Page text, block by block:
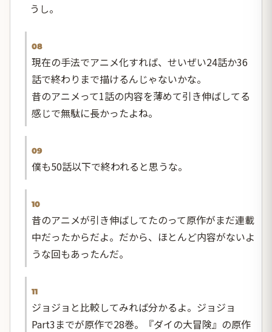
うし。
08
現在の手法でアニメ化すれば、せいぜい24話か36
話で終わりまで描けるんじゃないかな。
昔のアニメって1話の内容を薄めて引き伸ばしてる
感じで無駄に長かったよね。
09
僕も50話以下で終われると思うな。
10
昔のアニメが引き伸ばしてたのって原作がまだ連載
中だったからだよ。だから、ほとんど内容がないよ
うな回もあったんだ。
11
ジョジョと比較してみれば分かるよ。ジョジョ
Part3までが原作で28巻。『ダイの大冒険』の原作